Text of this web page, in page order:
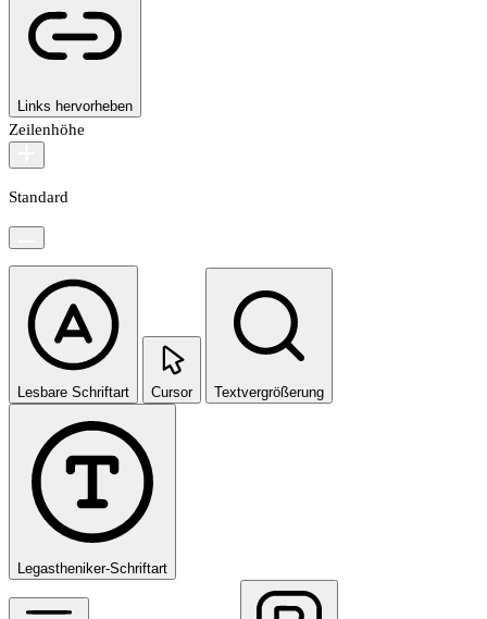
Links hervorheben
Zeilenhöhe
Standard
Lesbare Schriftart Cursor Textvergrößerung
Legastheniker-Schriftart